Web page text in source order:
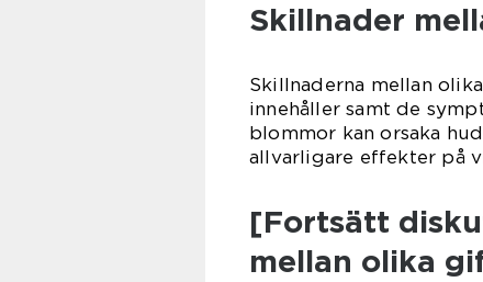
Skillnader
Skillnaderna mellan
innehåller samt de
blommor kan orsaka
allvarligare effekter på
[Fortsätt
mellan olika